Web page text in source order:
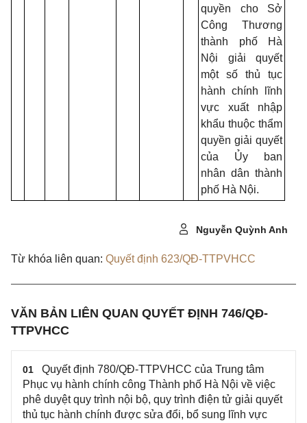
quyền cho Sở
Công Thương
thành phố Hà
Nội giải quyết
một số thủ tục
hành chính lĩnh
vực xuất nhập
khẩu thuộc thẩm
quyền giải quyết
của Ủy ban
nhân dân thành
phố Hà Nội.
Nguyễn Quỳnh Anh
Từ khóa liên quan: Quyết định 623/QĐ-TTPVHCC
VĂN BẢN LIÊN QUAN QUYẾT ĐỊNH 746/QĐ-
TTPVHCC
01
Quyết định 780/QĐ-TTPVHCC của Trung tâm
Phục vụ hành chính công Thành phố Hà Nội về việc
phê duyệt quy trình nội bộ, quy trình điện tử giải quyết
thủ tục hành chính được sửa đổi, bổ sung lĩnh vực